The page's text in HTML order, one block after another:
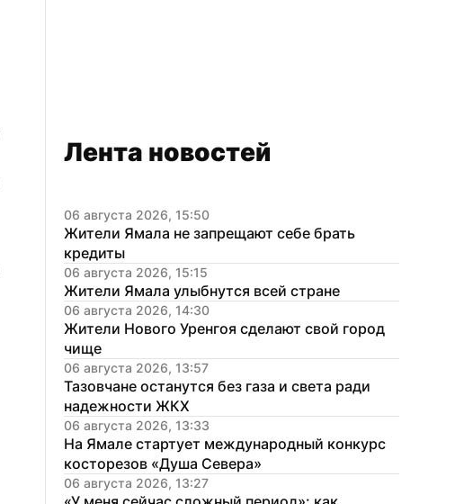
Лента новостей
06 августа 2026, 15:50
Жители Ямала не запрещают себе брать
кредиты
06 августа 2026, 15:15
Жители Ямала улыбнутся всей стране
06 августа 2026, 14:30
Жители Нового Уренгоя сделают свой город
чище
06 августа 2026, 13:57
Тазовчане останутся без газа и света ради
надежности ЖКХ
06 августа 2026, 13:33
На Ямале стартует международный конкурс
косторезов «Душа Севера»
06 августа 2026, 13:27